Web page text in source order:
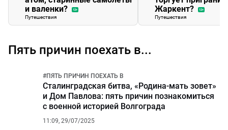
и валенки?
12+
Путешествия
Жаркент?
12+
Путешествия
Пять причин поехать в...
#ПЯТЬ ПРИЧИН ПОЕХАТЬ В
Сталинградская битва, «Родина-мать зовет»
и Дом Павлова: пять причин познакомиться
с военной историей Волгограда
11:09, 29/07/2025